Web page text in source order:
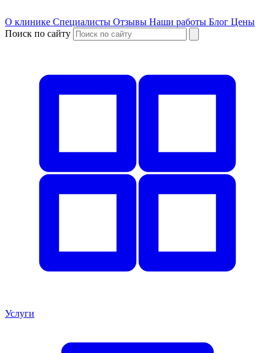
О клинике Специалисты Отзывы Наши работы Блог Цены
Поиск по сайту
Услуги